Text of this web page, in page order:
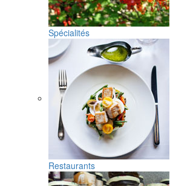
Spécialités
Restaurants